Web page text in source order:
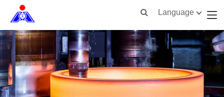
Language